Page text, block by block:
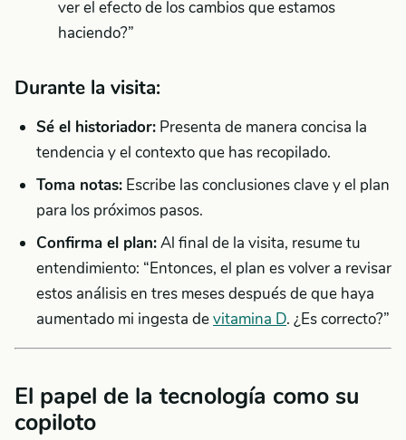
ver el efecto de los cambios que estamos
haciendo?”
Durante la visita:
Sé el historiador: Presenta de manera concisa la
tendencia y el contexto que has recopilado.
Toma notas: Escribe las conclusiones clave y el plan
para los próximos pasos.
Confirma el plan:Al final de la visita, resume tu
entendimiento: “Entonces, el plan es volver a revisar
estos análisis en tres meses después de que haya
aumentado mi ingesta devitamina D. ¿Es correcto?”
El papel de la tecnología como su
copiloto